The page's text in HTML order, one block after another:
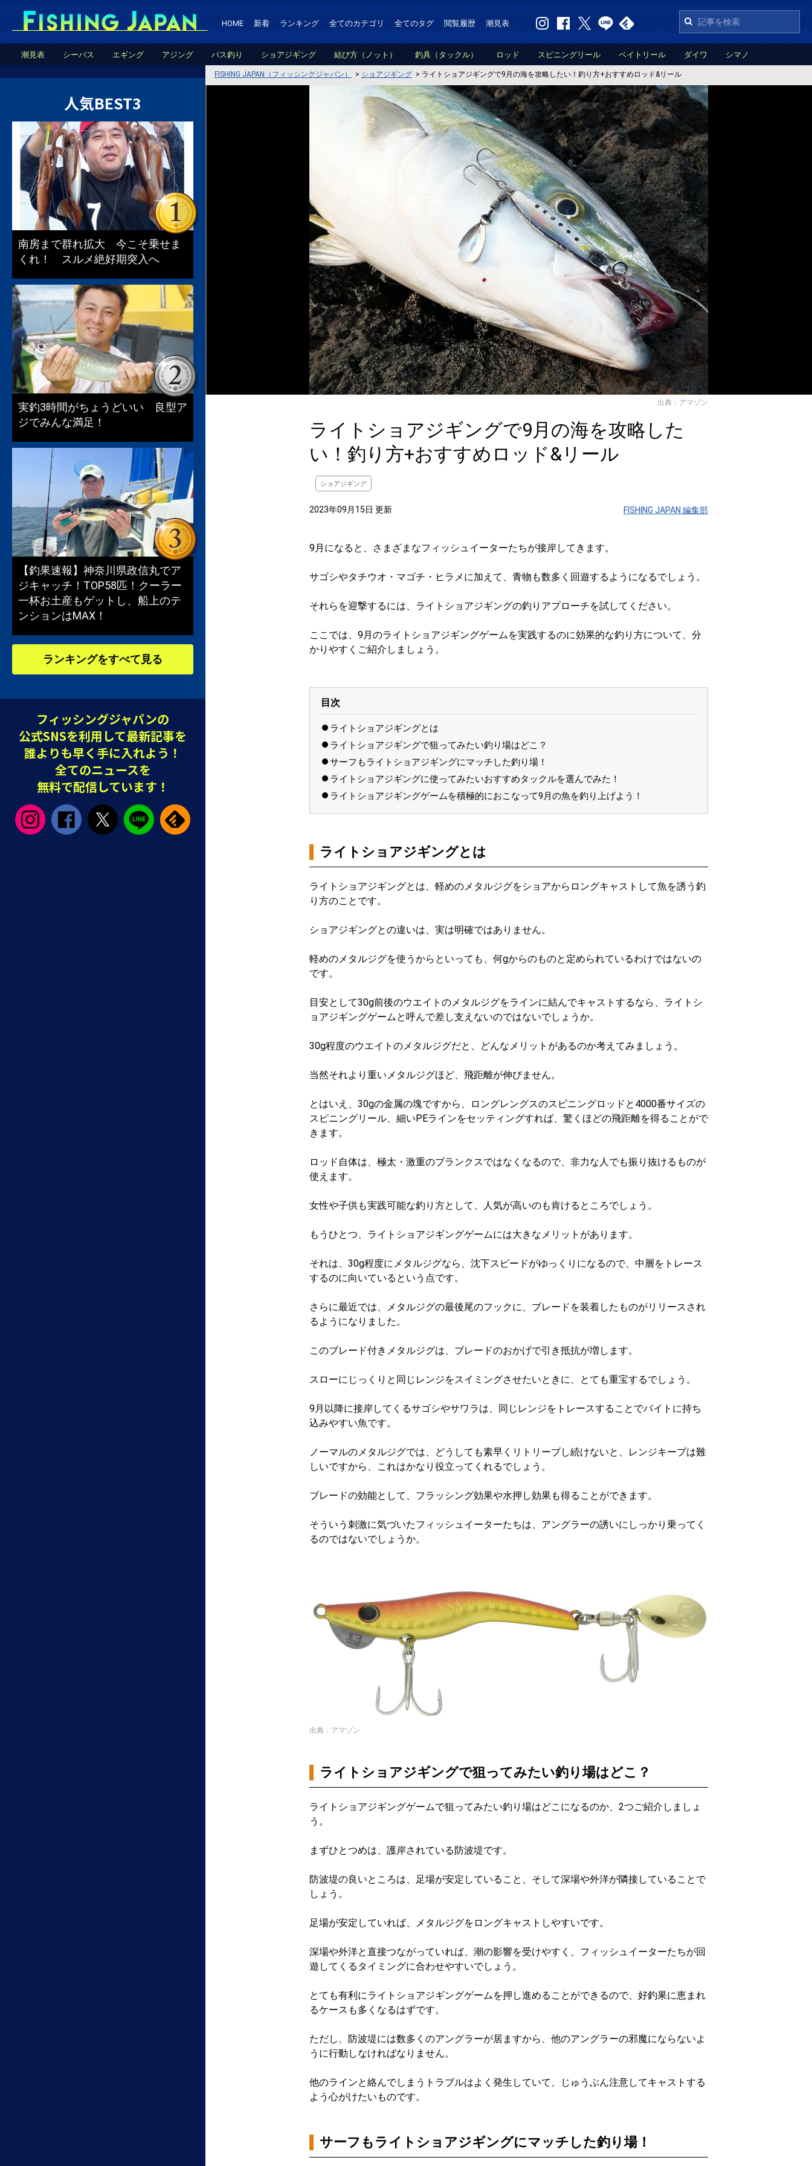
HOME 新着 ランキング 全てのカテゴリ 全てのタグ 閲覧履歴 潮見表
潮見表 シーバス エギング アジング バス釣り ショアジギング 結び方（ノット） 釣具（タックル） ロッド スピニングリール ベイトリール ダイワ シマノ
FISHING JAPAN（フィッシングジャパン） > ショアジギング > ライトショアジギングで9月の海を攻略したい！釣り方+おすすめロッド&リール
出典：アマゾン
ライトショアジギングで9月の海を攻略した
い！釣り方+おすすめロッド&リール
ショアジギング
2023年09月15日 更新 FISHING JAPAN 編集部
9月になると、さまざまなフィッシュイーターたちが接岸してきます。
サゴシやタチウオ・マゴチ・ヒラメに加えて、青物も数多く回遊するようになるでしょう。
それらを迎撃するには、ライトショアジギングの釣りアプローチを試してください。
ここでは、9月のライトショアジギングゲームを実践するのに効果的な釣り方について、分
かりやすくご紹介しましょう。
目次
ライトショアジギングとは
ライトショアジギングで狙ってみたい釣り場はどこ？
サーフもライトショアジギングにマッチした釣り場！
ライトショアジギングに使ってみたいおすすめタックルを選んでみた！
ライトショアジギングゲームを積極的におこなって9月の魚を釣り上げよう！
ライトショアジギングとは
ライトショアジギングとは、軽めのメタルジグをショアからロングキャストして魚を誘う釣
り方のことです。
ショアジギングとの違いは、実は明確ではありません。
軽めのメタルジグを使うからといっても、何gからのものと定められているわけではないの
です。
目安として30g前後のウエイトのメタルジグをラインに結んでキャストするなら、ライトシ
ョアジギングゲームと呼んで差し支えないのではないでしょうか。
30g程度のウエイトのメタルジグだと、どんなメリットがあるのか考えてみましょう。
当然それより重いメタルジグほど、飛距離が伸びません。
とはいえ、30gの金属の塊ですから、ロングレングスのスピニングロッドと4000番サイズの
スピニングリール、細いPEラインをセッティングすれば、驚くほどの飛距離を得ることがで
きます。
ロッド自体は、極太・激重のブランクスではなくなるので、非力な人でも振り抜けるものが
使えます。
女性や子供も実践可能な釣り方として、人気が高いのも肯けるところでしょう。
もうひとつ、ライトショアジギングゲームには大きなメリットがあります。
それは、30g程度にメタルジグなら、沈下スピードがゆっくりになるので、中層をトレース
するのに向いているという点です。
さらに最近では、メタルジグの最後尾のフックに、ブレードを装着したものがリリースされ
るようになりました。
このブレード付きメタルジグは、ブレードのおかげで引き抵抗が増します。
スローにじっくりと同じレンジをスイミングさせたいときに、とても重宝するでしょう。
9月以降に接岸してくるサゴシやサワラは、同じレンジをトレースすることでバイトに持ち
込みやすい魚です。
ノーマルのメタルジグでは、どうしても素早くリトリーブし続けないと、レンジキープは難
しいですから、これはかなり役立ってくれるでしょう。
ブレードの効能として、フラッシング効果や水押し効果も得ることができます。
そういう刺激に気づいたフィッシュイーターたちは、アングラーの誘いにしっかり乗ってく
るのではないでしょうか。
出典：アマゾン
ライトショアジギングで狙ってみたい釣り場はどこ？
ライトショアジギングゲームで狙ってみたい釣り場はどこになるのか、2つご紹介しましょ
う。
まずひとつめは、護岸されている防波堤です。
防波堤の良いところは、足場が安定していること、そして深場や外洋が隣接していることで
しょう。
足場が安定していれば、メタルジグをロングキャストしやすいです。
深場や外洋と直接つながっていれば、潮の影響を受けやすく、フィッシュイーターたちが回
遊してくるタイミングに合わせやすいでしょう。
とても有利にライトショアジギングゲームを押し進めることができるので、好釣果に恵まれ
るケースも多くなるはずです。
ただし、防波堤には数多くのアングラーが居ますから、他のアングラーの邪魔にならないよ
うに行動しなければなりません。
他のラインと絡んでしまうトラブルはよく発生していて、じゅうぶん注意してキャストする
よう心がけたいものです。
サーフもライトショアジギングにマッチした釣り場！
人気BEST3
南房まで群れ拡大 今こそ乗せま
くれ！ スルメ絶好期突入へ
実釣3時間がちょうどいい 良型ア
ジでみんな満足！
【釣果速報】神奈川県政信丸でア
ジキャッチ！TOP58匹！クーラー
一杯お土産もゲットし、船上のテ
ンションはMAX！
ランキングをすべて見る
フィッシングジャパンの
公式SNSを利用して最新記事を
誰よりも早く手に入れよう！
全てのニュースを
無料で配信しています！